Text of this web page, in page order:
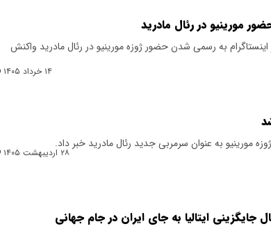
مورینیو در رئال مادرید
به رسمی شدن حضور ژوزه مورینیو در رئال مادرید واکنش
۱۴ خرداد ۱۴۰۵
مورینیو به عنوان سرمربی جدید رئال مادرید خبر داد.
۲۸ اردیبهشت ۱۴۰۵
ایتالیا به جای ایران در جام جهانی